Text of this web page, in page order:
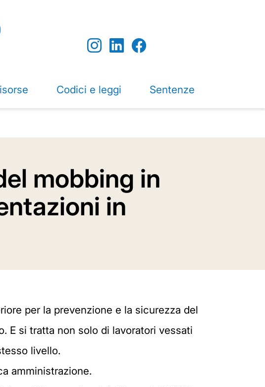
Codici e leggi Sentenze
mobbing in
in
per la prevenzione e la sicurezza del
E si tratta non solo di lavoratori vessati
livello.
amministrazione.